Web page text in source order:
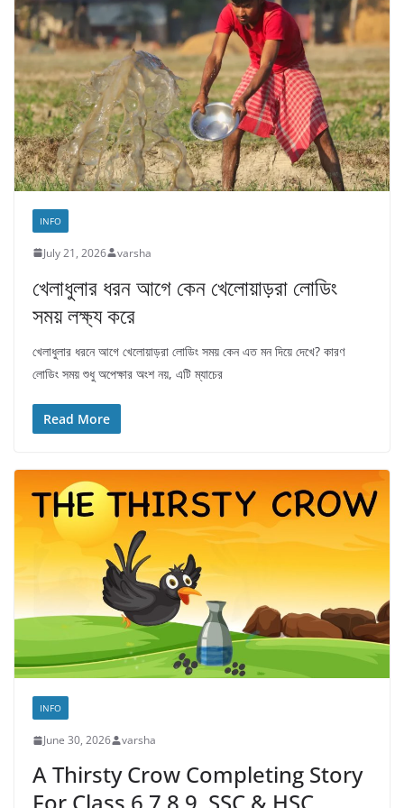
INFO
July 21, 2026 varsha
খেলাধুলার ধরন আগে কেন খেলোয়াড়রা লোডিং
সময় লক্ষ্য করে
খেলাধুলার ধরনে আগে খেলোয়াড়রা লোডিং সময় কেন এত মন দিয়ে দেখে? কারণ
লোডিং সময় শুধু অপেক্ষার অংশ নয়, এটি ম্যাচের
Read More
INFO
June 30, 2026 varsha
A Thirsty Crow Completing Story